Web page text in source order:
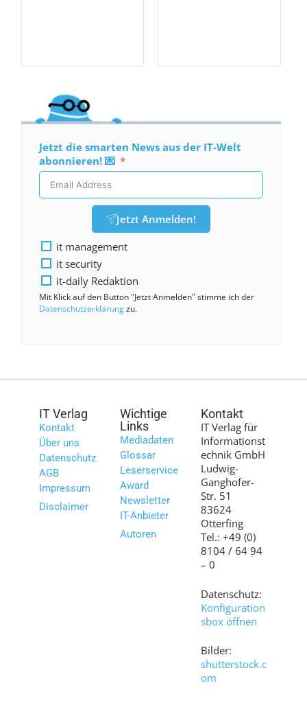
Jetzt die smarten News aus der IT-Welt
abonnieren! 💌
Jetzt Anmelden!
it management
it security
it-daily Redaktion
Mit Klick auf den Button "Jetzt Anmelden" stimme ich der
Datenschutzerklärungzu.
IT Verlag
Kontakt
Über uns
Datenschutz
AGB
Impressum
Disclaimer
Wichtige
Links
Mediadaten
Glossar
Leserservice
Award
Newsletter
IT-Anbieter
Autoren
Kontakt
IT Verlag für
Informationst
echnik GmbH
Ludwig-
Ganghofer-
Str. 51
83624
Otterfing
Tel.: +49 (0)
8104 / 64 94
– 0
Datenschutz:
Konfiguration
sbox öffnen
Bilder:
shutterstock.c
om